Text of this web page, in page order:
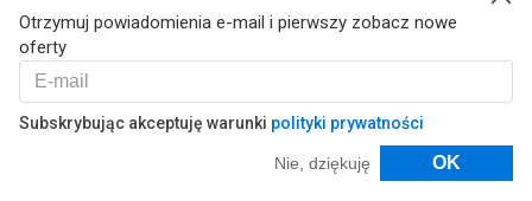
Otrzymuj powiadomienia e-mail i pierwszy zobacz nowe
oferty
Subskrybując akceptuję warunki polityki prywatności
Nie, dziękuję OK
Filtry
Preferencje plików cookie
Help
Pytania
Nasi Partnerzy